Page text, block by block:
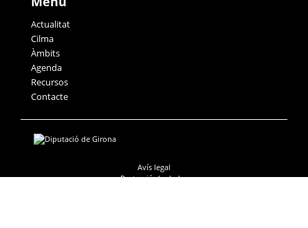
Actualitat
Cilma
Àmbits
Agenda
Recursos
Contacte
Avís legal
Protecció de dades